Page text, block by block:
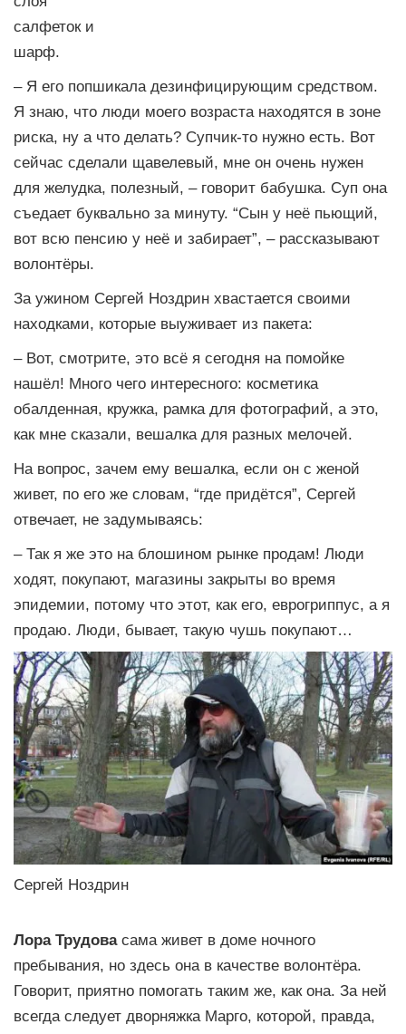
салфеток и
шарф.
– Я его попшикала дезинфицирующим средством.
Я знаю, что люди моего возраста находятся в зоне
риска, ну а что делать? Супчик-то нужно есть. Вот
сейчас сделали щавелевый, мне он очень нужен
для желудка, полезный, – говорит бабушка. Суп она
съедает буквально за минуту. “Сын у неё пьющий,
вот всю пенсию у неё и забирает”, – рассказывают
волонтёры.
За ужином Сергей Ноздрин хвастается своими
находками, которые выуживает из пакета:
– Вот, смотрите, это всё я сегодня на помойке
нашёл! Много чего интересного: косметика
обалденная, кружка, рамка для фотографий, а это,
как мне сказали, вешалка для разных мелочей.
На вопрос, зачем ему вешалка, если он с женой
живет, по его же словам, “где придётся”, Сергей
отвечает, не задумываясь:
– Так я же это на блошином рынке продам! Люди
ходят, покупают, магазины закрыты во время
эпидемии, потому что этот, как его, еврогриппус, а я
продаю. Люди, бывает, такую чушь покупают…
Сергей Ноздрин
Лора Трудовасама живет в доме ночного
пребывания, но здесь она в качестве волонтёра.
Говорит, приятно помогать таким же, как она. За ней
всегда следует дворняжка Марго, которой, правда,